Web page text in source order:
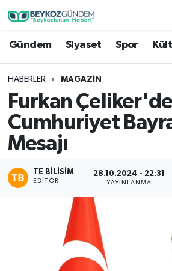
Gündem Siyaset Spor
HABERLER MAGAZIN
Furkan
Cumhuriyet
Mesajı
TE BILISIM
EDITÖR
28.10.2024 - 22:31
YAYINLANMA
Hava Durumu
Trafik Durumu
Süper Lig Puan Durumu ve
Tüm Manşetler
Son Dakika Haberleri
Haber Arşivi